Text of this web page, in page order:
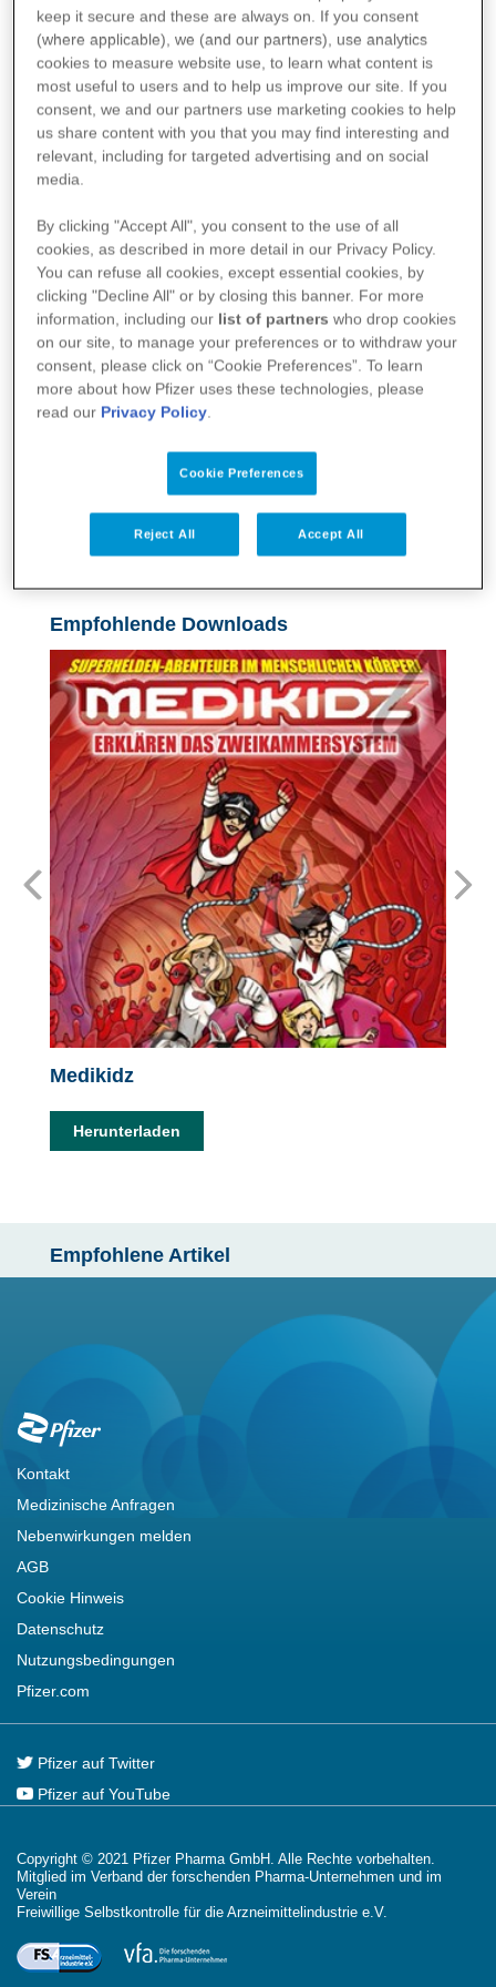
Kinder mit Hämophilie haben viele Fragen – nicht nur dazu, wie
die Welt funktioniert. Sondern vor allem, warum sie wegen einer
für sie unsichtbaren Krankheit z. B. nicht so viel Sport machen
dürfen.
in den Schwimmunterricht. Natürlich wissen wir, dass du gerne
Fußball spielen möchtest. Leider kannst du dich beim Fußball
spielen an vielen Stellen des Körpers verletzen, wenn du hinfällst
oder von Mitspielern gefoult wirst: Am Knie, den Fußgelenken, an
Armen oder schlimmstenfalls am Kopf. Aber vielleicht tröstet es
dich, dass du auf dem Rasen im Garten mit deinen Freunden oder
Papa kicken kannst. Sie kennen deine Krankheit und wissen,
dass sie nicht unfair spielen dürfen.
Spannende Geschichten zum Thema Hämophilie gibt es auch im
Comic „Medikidz erklären Hämophilie“ und im Kinderbuch „Benni
und Max – Die Kanutour“ im Download-Bereich.
schau in das Buch „Die Gerinnselbauer“, das ebenfalls im
Download-Bereich zu finden ist.
Empfohlende Downloads
Medikidz
Herunterladen
Empfohlene Artikel
Footer
Kontakt
Medizinische Anfragen
Nebenwirkungen melden
AGB
Cookie Hinweis
Datenschutz
Nutzungsbedingungen
Pfizer.com
Pfizer auf Twitter
Pfizer auf YouTube
Copyright © 2021 Pfizer Pharma GmbH. Alle Rechte vorbehalten.
Mitglied im Verband der forschenden Pharma-Unternehmen und im
Verein
Freiwillige Selbstkontrolle für die Arzneimittelindustrie e.V.
keep it secure and these are always on. If you consent
(where applicable), we (and our partners), useanalytics
cookies to measure website use, to learn what content is
most useful to users and to help us improve our site. If you
consent, we and our partners use marketing cookies to help
us share content with you that you may find interesting and
relevant, including for targeted advertising and on social
media.
By clicking "Accept All", you consent to the use of all
cookies, as described in more detail in our Privacy Policy.
You can refuse all cookies, except essential cookies, by
clicking "Decline All" or by closing this banner. For more
information, including our list of partners who drop cookies
on our site, to manage your preferences or to withdraw your
consent, please click on “Cookie Preferences”. To learn
more about how Pfizer uses these technologies, please
read our Privacy Policy
Cookie Preferences
Reject All Accept All